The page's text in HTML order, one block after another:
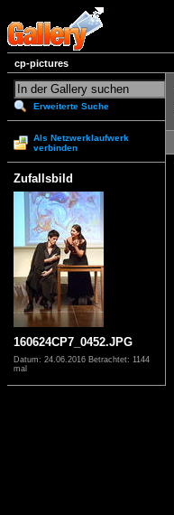
cp-pictures
Erweiterte Suche
Als Netzwerklaufwerk
verbinden
Zufallsbild
160624CP7_0452.JPG
Datum: 24.06.2016 Betrachtet: 1144
mal